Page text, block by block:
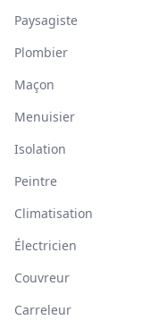
Paysagiste
Plombier
Maçon
Menuisier
Isolation
Peintre
Climatisation
Électricien
Couvreur
Carreleur